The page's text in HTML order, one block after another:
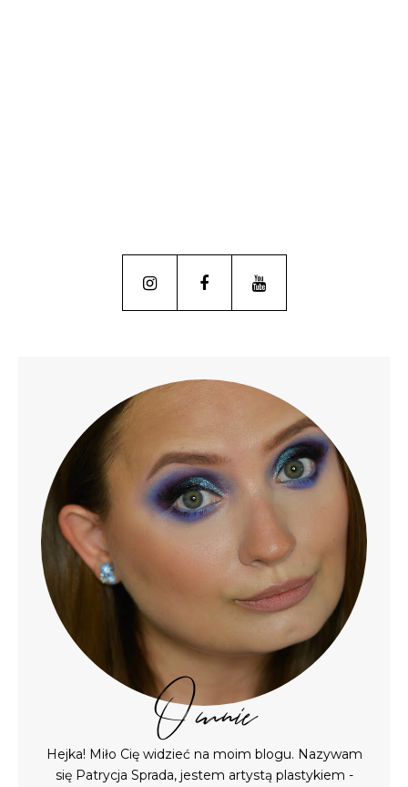
O mnie
Hejka! Miło Cię widzieć na moim blogu. Nazywam
się Patrycja Sprada, jestem artystą plastykiem -